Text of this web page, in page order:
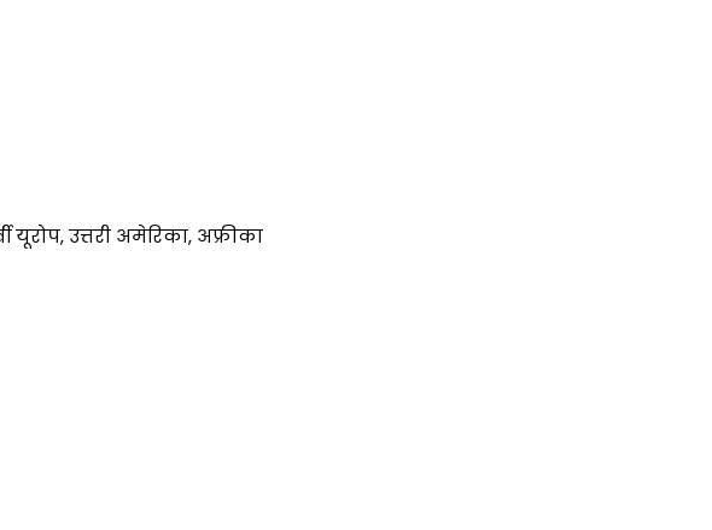
यूरोप, उत्तरी अमेरिका, अफ्रीका